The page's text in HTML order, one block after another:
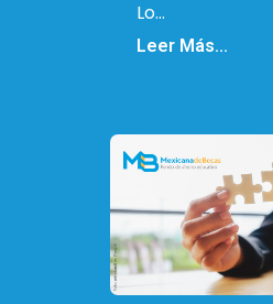
Lo...
Leer Más...